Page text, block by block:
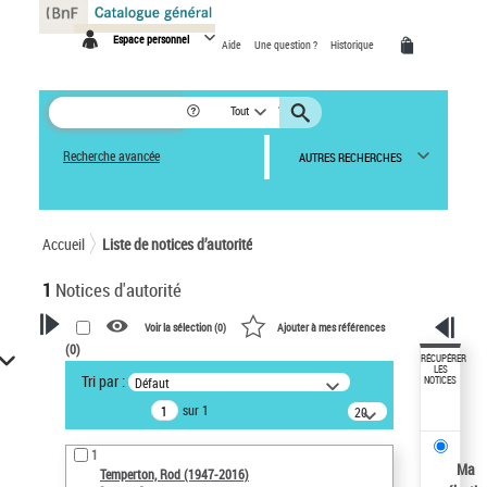
Espace personnel Aide Une question ? Historique
Tout
Recherche avancée AUTRES RECHERCHES
Accueil Liste de notices d’autorité
1 Notices d'autorité
VOTRE RECHERCHE
Recherche avancée dans les
notices d’autorité
Œuvres liées à l'auteur :
Temperton, Rod (1947-2016)
Voir la sélection (0) Ajouter à mes références
(0)
Tri par : Défaut
sur 1
20
résultats/page
1
Temperton, Rod (1947-2016)
RÉCUPÉRER
LES
NOTICES
Ma
Panneau de gestion des cookies